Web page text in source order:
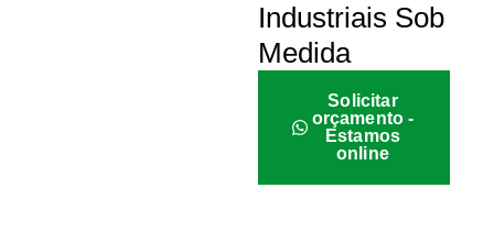
Industriais Sob
Medida
Solicitar
orçamento -
Estamos
online